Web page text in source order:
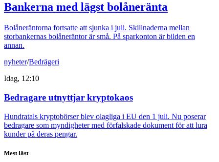
Bankerna med lägst bolåneränta
Bolåneräntorna fortsatte att sjunka i juli. Skillnaderna mellan
storbankernas bolåneräntor är små. På sparkonton är bilden en
annan.
nyheter/Bedrägeri
Idag, 12:10
Bedragare utnyttjar kryptokaos
Hundratals kryptobörser blev olagliga i EU den 1 juli. Nu poserar
bedragare som myndigheter med förfalskade dokument för att lura
kunder på deras pengar.
Mest läst